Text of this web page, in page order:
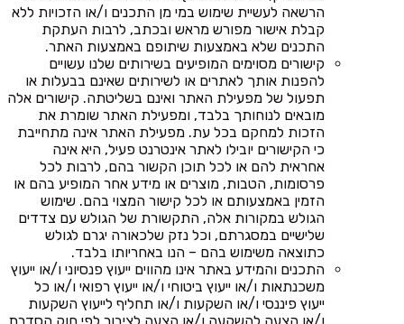
הרשאה לעשיית שימוש במי מן התכנים ו/או הזכויות ללא
קבלת אישור מפורש מראש ובכתב, לרבות העתקת
התכנים שלא באמצעות שיתופם באמצעות האתר.
קישורים מסוימים המופיעים בשירותים שלנו עשויים
להפנות אותך לאתרים או לשירותים שאינם בבעלות או
תפעול של מפעילת האתר ואינם בשליטתה. קישורים אלה
מובאים לנוחותך בלבד, ומפעילת האתר שומרת את
הזכות למחקם בכל עת. מפעילת האתר אינה מתחייבת
כי הקישורים יובילו לאתר אינטרנט פעיל, היא אינה
אחראית להם או לכל תוכן הקשור בהם, לרבות לכל
פרסומות, הטבות, מוצרים או מידע אחר המופיע בהם או
הזמין באמצעותם או לכל קישור המצוי בהם. שימוש
הגולש במקורות אלה, התקשורת של הגולש עם צדדים
שלישיים במסגרתם, וכל נזק שלכאורה יגרם לגולש
כתוצאה משימוש בהם – הנו באחריותו בלבד.
התכנים והמידע באתר אינו מהווים ייעוץ פנסיוני ו/או ייעוץ
משכנתאות ו/או ייעוץ ביטוחי ו/או ייעוץ רפואי ו/או כל
ייעוץ פיננסי ו/או השקעות ו/או תחליף לייעוץ השקעות